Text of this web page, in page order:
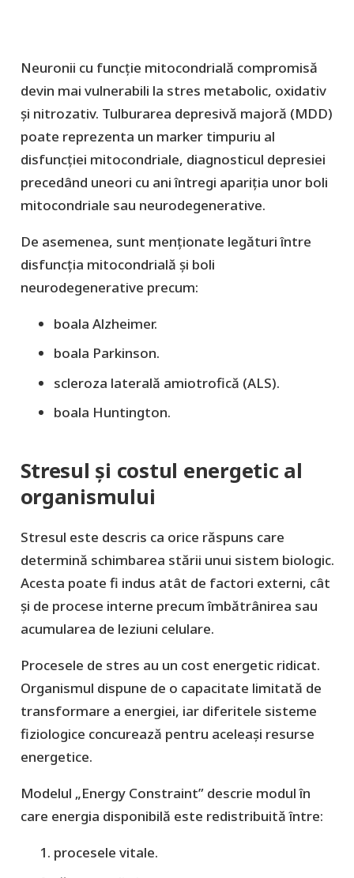
Neuronii cu funcție mitocondrială compromisă
devin mai vulnerabili la stres metabolic, oxidativ
și nitrozativ. Tulburarea depresivă majoră (MDD)
poate reprezenta un marker timpuriu al
disfuncției mitocondriale, diagnosticul depresiei
precedând uneori cu ani întregi apariția unor boli
mitocondriale sau neurodegenerative.
De asemenea, sunt menționate legături între
disfuncția mitocondrială și boli
neurodegenerative precum:
boala Alzheimer.
boala Parkinson.
scleroza laterală amiotrofică (ALS).
boala Huntington.
Stresul și costul energetic al
organismului
Stresul este descris ca orice răspuns care
determină schimbarea stării unui sistem biologic.
Acesta poate fi indus atât de factori externi, cât
și de procese interne precum îmbătrânirea sau
acumularea de leziuni celulare.
Procesele de stres au un cost energetic ridicat.
Organismul dispune de o capacitate limitată de
transformare a energiei, iar diferitele sisteme
fiziologice concurează pentru aceleași resurse
energetice.
Modelul „Energy Constraint” descrie modul în
care energia disponibilă este redistribuită între:
procesele vitale.